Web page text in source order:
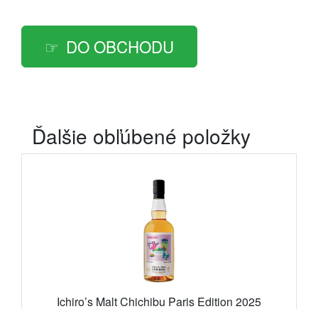
DO OBCHODU
Ďalšie obľúbené položky
Ichiro’s Malt Chichibu Paris Edition 2025